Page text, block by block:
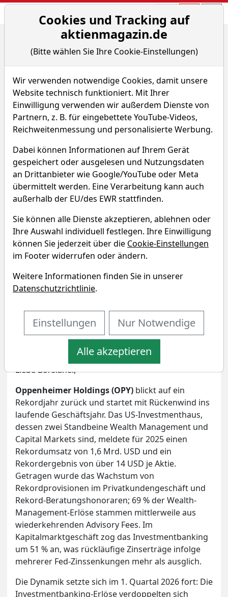
Aktien- und
Aktien on Fire
Breakoutchance: Oppenheimer verdoppelt Investmentb...
Aktien on Fire
Breakoutchance:
Oppenheimer verdoppelt
Investmentbanking-Erlöse im
1. Quartal
Von S. Bank – Aktualisiert am 07.07.26 08:53
Bildherkunft: www.traderfox.com
Artikel drucken
Eigenpositionen
Liebe Börsianer,
Oppenheimer Holdings (OPY) blickt auf ein
Rekordjahr zurück und startet mit Rückenwind ins
laufende Geschäftsjahr. Das US-Investmenthaus,
dessen zwei Standbeine Wealth Management und
Capital Markets sind, meldete für 2025 einen
Rekordumsatz von 1,6 Mrd. USD und ein
Rekordergebnis von über 14 USD je Aktie.
Getragen wurde das Wachstum von
Rekordprovisionen im Privatkundengeschäft und
Rekord-Beratungshonoraren; 69 % der Wealth-
Management-Erlöse stammen mittlerweile aus
wiederkehrenden Advisory Fees. Im
Kapitalmarktgeschäft zog das Investmentbanking
um 51 % an, was rückläufige Zinserträge infolge
mehrerer Fed-Zinssenkungen mehr als ausglich.
Die Dynamik setzte sich im 1. Quartal 2026 fort: Die
Investmentbanking-Erlöse verdoppelten sich
Cookies und Tracking auf
aktienmagazin.de
(Bitte wählen Sie Ihre Cookie-Einstellungen)
Wir verwenden notwendige Cookies, damit unsere
Website technisch funktioniert. Mit Ihrer
Einwilligung verwenden wir außerdem Dienste von
Partnern, z. B. für eingebettete YouTube-Videos,
Reichweitenmessung und personalisierte Werbung.
Dabei können Informationen auf Ihrem Gerät
gespeichert oder ausgelesen und Nutzungsdaten
an Drittanbieter wie Google/YouTube oder Meta
übermittelt werden. Eine Verarbeitung kann auch
außerhalb der EU/des EWR stattfinden.
Sie können alle Dienste akzeptieren, ablehnen oder
Ihre Auswahl individuell festlegen. Ihre Einwilligung
können Sie jederzeit über die Cookie-Einstellungen
im Footer widerrufen oder ändern.
Weitere Informationen finden Sie in unserer
Datenschutzrichtlinie.
Einstellungen Nur Notwendige
Alle akzeptieren